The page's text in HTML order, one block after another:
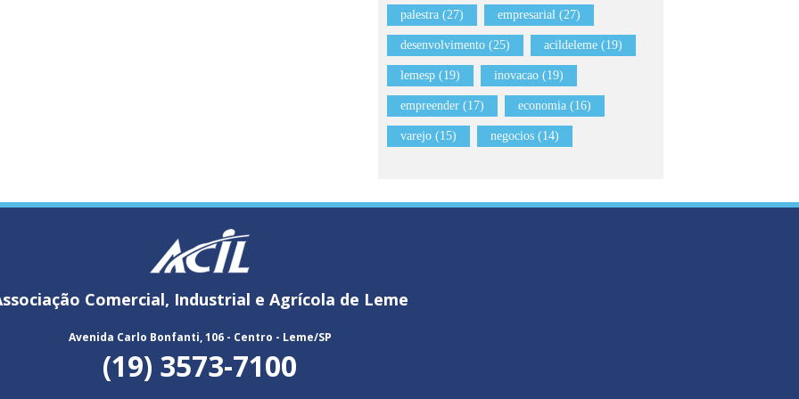
palestra (27) empresarial (27)
desenvolvimento (25) acildeleme (19)
lemesp (19) inovacao (19)
empreender (17) economia (16)
varejo (15) negocios (14)
Comercial, Industrial e Agrícola de Leme
Avenida Carlo Bonfanti, 106 - Centro - Leme/SP
(19) 3573-7100